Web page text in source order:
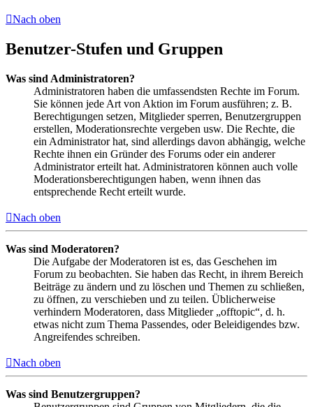
Nach oben
Benutzer-Stufen und Gruppen
Was sind Administratoren?
Administratoren haben die umfassendsten Rechte im Forum.
Sie können jede Art von Aktion im Forum ausführen; z. B.
Berechtigungen setzen, Mitglieder sperren, Benutzergruppen
erstellen, Moderationsrechte vergeben usw. Die Rechte, die
ein Administrator hat, sind allerdings davon abhängig, welche
Rechte ihnen ein Gründer des Forums oder ein anderer
Administrator erteilt hat. Administratoren können auch volle
Moderationsberechtigungen haben, wenn ihnen das
entsprechende Recht erteilt wurde.
Nach oben
Was sind Moderatoren?
Die Aufgabe der Moderatoren ist es, das Geschehen im
Forum zu beobachten. Sie haben das Recht, in ihrem Bereich
Beiträge zu ändern und zu löschen und Themen zu schließen,
zu öffnen, zu verschieben und zu teilen. Üblicherweise
verhindern Moderatoren, dass Mitglieder „offtopic“, d. h.
etwas nicht zum Thema Passendes, oder Beleidigendes bzw.
Angreifendes schreiben.
Nach oben
Was sind Benutzergruppen?